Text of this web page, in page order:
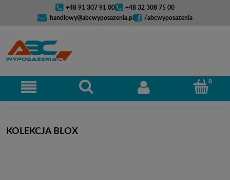
+48 91 307 91 00
+48 32 308 75 00
handlowy@abcwyposazenia.pl
/abcwyposazenia
KOLEKCJA BLOX